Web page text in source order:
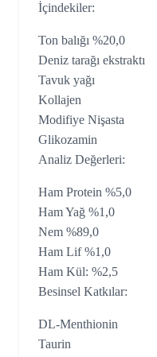
İçindekiler:
Ton balığı %20,0
Deniz tarağı ekstraktı
Tavuk yağı
Kollajen
Modifiye Nişasta
Glikozamin
Analiz Değerleri:
Ham Protein %5,0
Ham Yağ %1,0
Nem %89,0
Ham Lif %1,0
Ham Kül: %2,5
Besinsel Katkılar:
DL-Menthionin
Taurin